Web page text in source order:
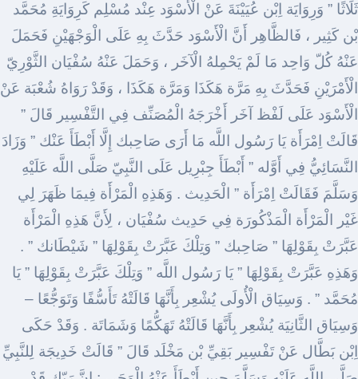
ثَلَاثًا ” وَرِوَايَة اِبْن عُيَيْنَةَ عَنْ الْأَسْوَد عِنْد مُسْلِم كَرِوَايَةِ مُحَمَّد
بْن كَثِير ، فَالظَّاهِر أَنَّ الْأَسْوَد حَدَّثَ بِهِ عَلَى الْوَجْهَيْنِ فَحَمَلَ
عَنْهُ كُلّ وَاحِد مَا لَمْ يَحْمِلهُ الْآخَر ، وَحَمَلَ عَنْهُ سُفْيَان الثَّوْرِيّ
الْأَمْرَيْنِ فَحَدَّثَ بِهِ مَرَّة هَكَذَا وَمَرَّة هَكَذَا ، وَقَدْ رَوَاهُ شُعْبَة عَنْ
الْأَسْوَد عَلَى لَفْظ آخَر أَخْرَجَهُ الْمُصَنِّف فِي التَّفْسِير قَالَ ”
قَالَتْ اِمْرَأَة يَا رَسُول اللَّه مَا أَرَى صَاحِبك إِلَّا أَبْطَأَ عَنْك ” وَزَادَ
النَّسَائِيُّ فِي أَوَّله ” أَبْطَأَ جِبْرِيل عَلَى النَّبِيّ صَلَّى اللَّه عَلَيْهِ
وَسَلَّمَ فَقَالَتْ اِمْرَأَة ” الْحَدِيث . وَهَذِهِ الْمَرْأَة فِيمَا ظَهَرَ لِي
غَيْر الْمَرْأَة الْمَذْكُورَة فِي حَدِيث سُفْيَان ، لِأَنَّ هَذِهِ الْمَرْأَة
عَبَّرَتْ بِقَوْلِهَا ” صَاحِبك ” وَتِلْكَ عَبَّرَتْ بِقَوْلِهَا ” شَيْطَانك ” .
وَهَذِهِ عَبَّرَتْ بِقَوْلِهَا ” يَا رَسُول اللَّه ” وَتِلْكَ عَبَّرَتْ بِقَوْلِهَا ” يَا
مُحَمَّد ” . وَسِيَاق الْأُولَى يُشْعِر بِأَنَّهَا قَالَتْهُ تَأَسُّفًا وَتَوَجُّعًا –
وَسِيَاق الثَّانِيَة يُشْعِر بِأَنَّهَا قَالَتْهُ تَهَكُّمًا وَشَمَاتَة . وَقَدْ حَكَى
اِبْن بَطَّال عَنْ تَفْسِير بَقِيِّ بْن مَخْلَد قَالَ ” قَالَتْ خَدِيجَة لِلنَّبِيِّ